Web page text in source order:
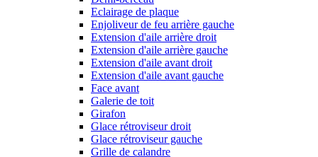
Eclairage de plaque
Enjoliveur de feu arrière gauche
Extension d'aile arrière droit
Extension d'aile arrière gauche
Extension d'aile avant droit
Extension d'aile avant gauche
Face avant
Galerie de toit
Girafon
Glace rétroviseur droit
Glace rétroviseur gauche
Grille de calandre